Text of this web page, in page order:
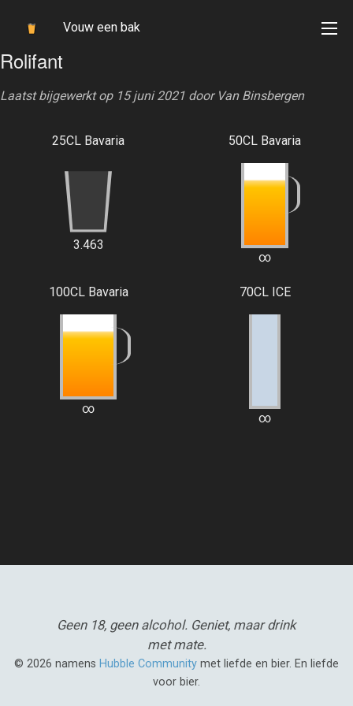
Vouw een bak
Rolifant
Laatst bijgewerkt op 15 juni 2021 door Van Binsbergen
25CL Bavaria
3.463
50CL Bavaria
∞
100CL Bavaria
∞
70CL ICE
∞
Geen 18, geen alcohol. Geniet, maar drink
met mate.
© 2026 namens Hubble Community met liefde en bier. En liefde
voor bier.